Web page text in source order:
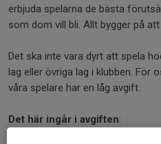
erbjuda spelarna de bästa
som dom vill bli. Allt bygger på
Det ska inte vara dyrt att spela
lag eller övriga lag i klubben. För
våra spelare har en låg avgift.
Det här ingår i avgiften: